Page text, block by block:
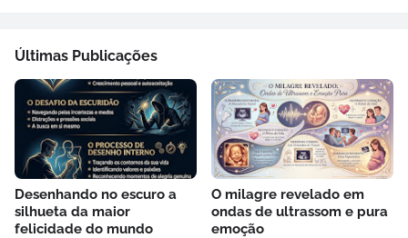
Últimas Publicações
Desenhando no escuro a
silhueta da maior
felicidade do mundo
O milagre revelado em
ondas de ultrassom e pura
emoção